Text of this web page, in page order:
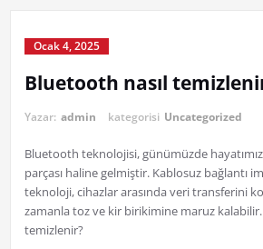
Ocak 4, 2025
Bluetooth nasıl
Yazar: admin kategorisi Uncategorized
Bluetooth teknolojisi, günümüzde
parçası haline gelmiştir. Kablosuz bağlantı
teknoloji, cihazlar arasında veri transferini
zamanla toz ve kir birikimine maruz
temizlenir?